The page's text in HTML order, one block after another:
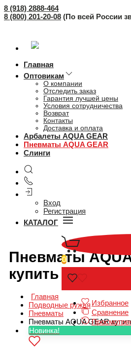
8 (918) 2888-464
8 (800) 201-20-08 (По всей России
Главная
Оптовикам
О компании
Отследить заказ
Гарантия лучшей цены
Условия сотрудничества
Возврат
Контакты
Доставка и оплата
Арбалеты AQUA GEAR
Пневматы AQUA GEAR
Слинги
Вход
Регистрация
КАТАЛОГ
0
Избранное
Сравнение
Пневматы
купить оптом
Главная
Подводные ружья
Пневматы
Пневматы AQUA GEAR
Новинка!